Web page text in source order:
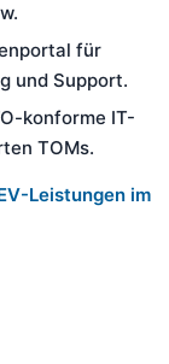
für
und Support.
konforme IT-
TOMs.
Leistungen im